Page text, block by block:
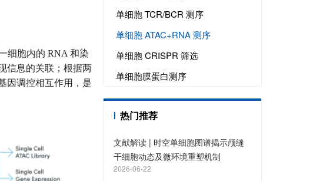
细胞内的 RNA 和染
信息的关联；根据两
因调控相互作用，是
单细胞 TCR/BCR 测序
单细胞 ATAC+RNA 测序
单细胞 CRISPR 筛选
单细胞膜蛋白测序
热门推荐
文献解读 | 时空单细胞图谱揭示颅缝
干细胞动态及微环境重塑机制
2026-06-22